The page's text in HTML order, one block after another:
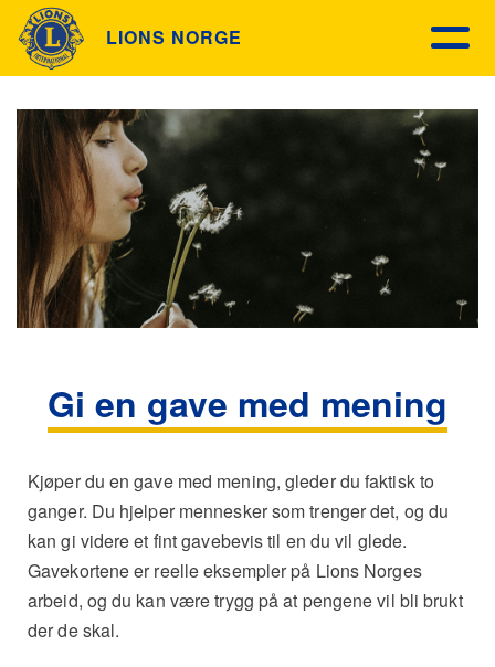
LIONS NORGE
Gi en gave med mening
Kjøper du en gave med mening, gleder du faktisk to
ganger. Du hjelper mennesker som trenger det, og du
kan gi videre et fint gavebevis til en du vil glede.
Gavekortene er reelle eksempler på Lions Norges
arbeid, og du kan være trygg på at pengene vil bli brukt
der de skal.